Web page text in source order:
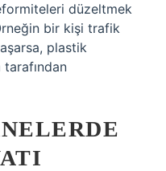
düzeltmek
bir kişi trafik
plastik